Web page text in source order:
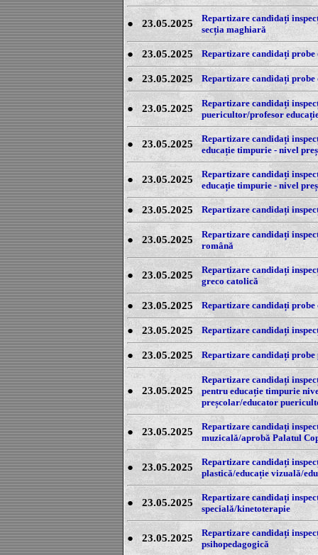
● 23.05.2025
Repartizare candidați
secția maghiară
● 23.05.2025 Repartizare candidați
●23.05.2025 Repartizare candidați probe
●23.05.2025
Repartizare candidați
puericultor/profesor
● 23.05.2025
Repartizare candidați
educație timpurie - nivel
● 23.05.2025
Repartizare candidați
educație timpurie - nivel
● 23.05.2025 Repartizare candidați
● 23.05.2025
Repartizare candidați
română
● 23.05.2025
Repartizare candidați
greco catolică
● 23.05.2025 Repartizare candidați
●23.05.2025 Repartizare candidați
● 23.05.2025 Repartizare candidați
● 23.05.2025
Repartizare candidați
pentru educație timpurie
preșcolar/educator
●23.05.2025
Repartizare candidați
muzicală/aprobă Palatul
● 23.05.2025
Repartizare candidați
plastică/educație vizuală/
● 23.05.2025
Repartizare candidați
specială/kinetoterapie
●23.05.2025
Repartizare candidați
psihopedagogică